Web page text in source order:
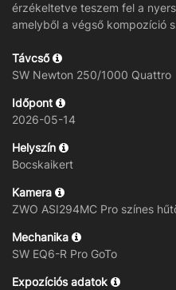
érzékeltetve teszem fel a
amelyből a végső kompozíció
Távcső
SW Newton 250/1000 Quattro
Időpont
2026-05-14
Helyszín
Bocskaikert
Kamera
ZWO ASI294MC Pro színes
Mechanika
SW EQ6-R Pro GoTo
Expozíciós adatok